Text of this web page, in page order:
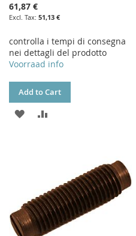
61,87 €
51,13 €
controlla i tempi di consegna
nei dettagli del prodotto
Voorraad info
Add to Cart
ADD